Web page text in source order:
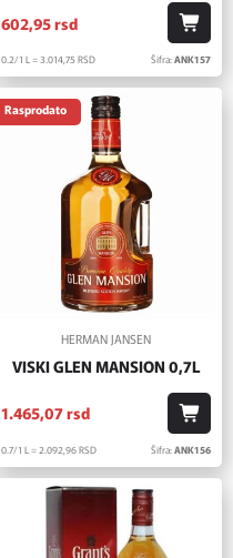
602,95rsd
0.2/1 L = 3.014,75 RSD Šifra:ANK157
Rasprodato
HERMAN JANSEN
VISKI GLEN MANSION 0,7L
1.465,07rsd
0.7/1 L = 2.092,96RSD Šifra:ANK156